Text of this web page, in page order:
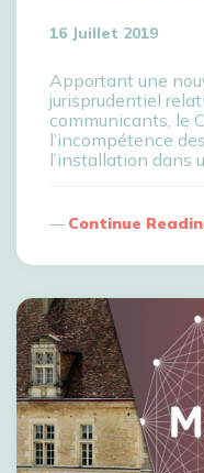
16 Juillet 2019
Apportant une
jurisprudentiel
communicants, le
l’incompétence
l’installation dans
Continue